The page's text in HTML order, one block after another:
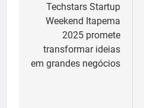
Techstars Startup
Weekend Itapema
2025 promete
transformar ideias
em grandes negócios